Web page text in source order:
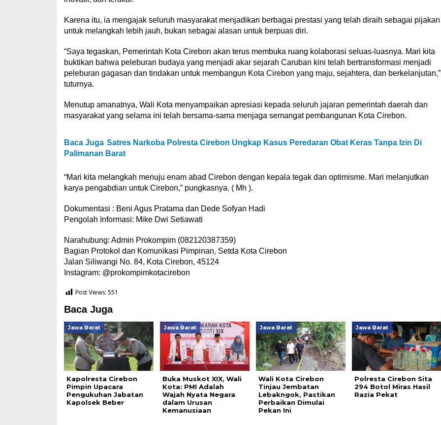
Karena itu, ia mengajak seluruh masyarakat menjadikan berbagai prestasi yang telah diraih sebagai pijakan
untuk melangkah lebih jauh, bukan sebagai alasan untuk berpuas diri.
“Saya tegaskan, Pemerintah Kota Cirebon akan terus membuka ruang kolaborasi seluas-luasnya. Mari kita
buktikan bahwa peleburan budaya yang menjadi akar sejarah Caruban kini telah bertransformasi menjadi
peleburan gagasan dan tindakan untuk membangun Kota Cirebon yang maju, sejahtera, dan berkelanjutan,”
tuturnya.
Menutup amanatnya, Wali Kota menyampaikan apresiasi kepada seluruh jajaran pemerintah daerah dan
masyarakat yang selama ini telah bersama-sama menjaga semangat pembangunan Kota Cirebon.
Baca Juga Satres Narkoba Polresta Cirebon Ungkap Kasus Peredaran Obat Keras Tanpa Izin Di
Palimanan Barat
“Mari kita melangkah menuju enam abad Cirebon dengan kepala tegak dan optimisme. Mari melanjutkan
karya pengabdian untuk Cirebon,” pungkasnya. ( Mh ).
Dokumentasi : Beni Agus Pratama dan Dede Sofyan Hadi
Pengolah Informasi: Mike Dwi Setiawati
Narahubung: Admin Prokompim (082120387359)
Bagian Protokol dan Komunikasi Pimpinan, Setda Kota Cirebon
Jalan Siliwangi No. 84, Kota Cirebon, 45124
Instagram: @prokompimkotacirebon
Post Views:551
Baca Juga
Jawa Barat
Kapolresta Cirebon
Pimpin Upacara
Pengukuhan Jabatan
Kapolsek Beber
Jawa Barat
Buka Muskot XIX, Wali
Kota: PMI Adalah
Wajah Nyata Negara
dalam Urusan
Kemanusiaan
Jawa Barat
Wali Kota Cirebon
Tinjau Jembatan
Lebakngok, Pastikan
Perbaikan Dimulai
Pekan Ini
Jawa Barat
Polresta Cirebon Sita
294 Botol Miras Hasil
Razia Pekat